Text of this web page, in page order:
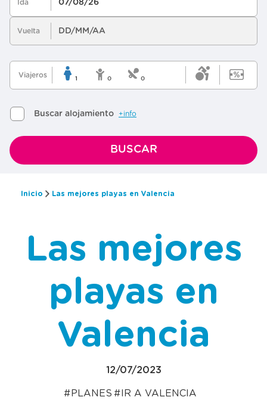
Inicio Las mejores playas en Valencia
Las mejores
playas en
Valencia
12/07/2023
PLANES IR A VALENCIA